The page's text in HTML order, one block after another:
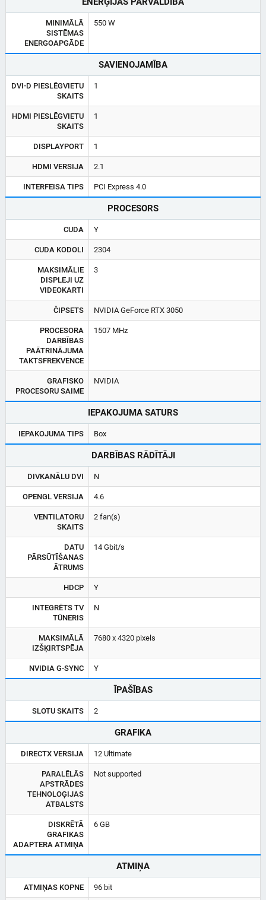
MINIMĀLĀ
SISTĒMAS
ENERGOAPGĀDE
550 W
SAVIENOJAMĪBA
DVI-D PIESLĒGVIETU
SKAITS
1
HDMI PIESLĒGVIETU
SKAITS
1
DISPLAYPORT 1
HDMI VERSIJA 2.1
INTERFEISA TIPS PCI Express 4.0
PROCESORS
CUDA Y
CUDA KODOLI 2304
MAKSIMĀLIE
DISPLEJI UZ
VIDEOKARTI
3
ČIPSETS NVIDIA GeForce RTX 3050
PROCESORA
DARBĪBAS
PAĀTRINĀJUMA
TAKTSFREKVENCE
1507 MHz
GRAFISKO
PROCESORU SAIME
NVIDIA
IEPAKOJUMA SATURS
IEPAKOJUMA TIPS Box
DARBĪBAS RĀDĪTĀJI
DIVKANĀLU DVI N
OPENGL VERSIJA 4.6
VENTILATORU
SKAITS
2 fan(s)
DATU
PĀRSŪTĪŠANAS
ĀTRUMS
14 Gbit/s
HDCP Y
INTEGRĒTS TV
TŪNERIS
N
MAKSIMĀLĀ
IZŠĶIRTSPĒJA
7680 x 4320 pixels
NVIDIA G-SYNC Y
ĪPAŠĪBAS
SLOTU SKAITS 2
GRAFIKA
DIRECTX VERSIJA 12 Ultimate
PARALĒLĀS
APSTRĀDES
TEHNOLOĢIJAS
ATBALSTS
Not supported
DISKRĒTĀ
GRAFIKAS
ADAPTERA ATMIŅA
6 GB
ATMIŅA
ATMIŅAS KOPNE 96 bit